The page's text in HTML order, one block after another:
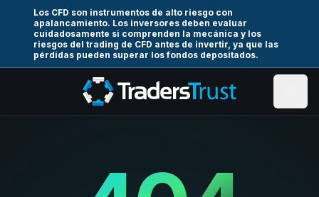
Los CFD son instrumentos de alto riesgo con
apalancamiento. Los inversores deben evaluar
cuidadosamente si comprenden la mecánica y los
riesgos del trading de CFD antes de invertir, ya que las
pérdidas pueden superar los fondos depositados.